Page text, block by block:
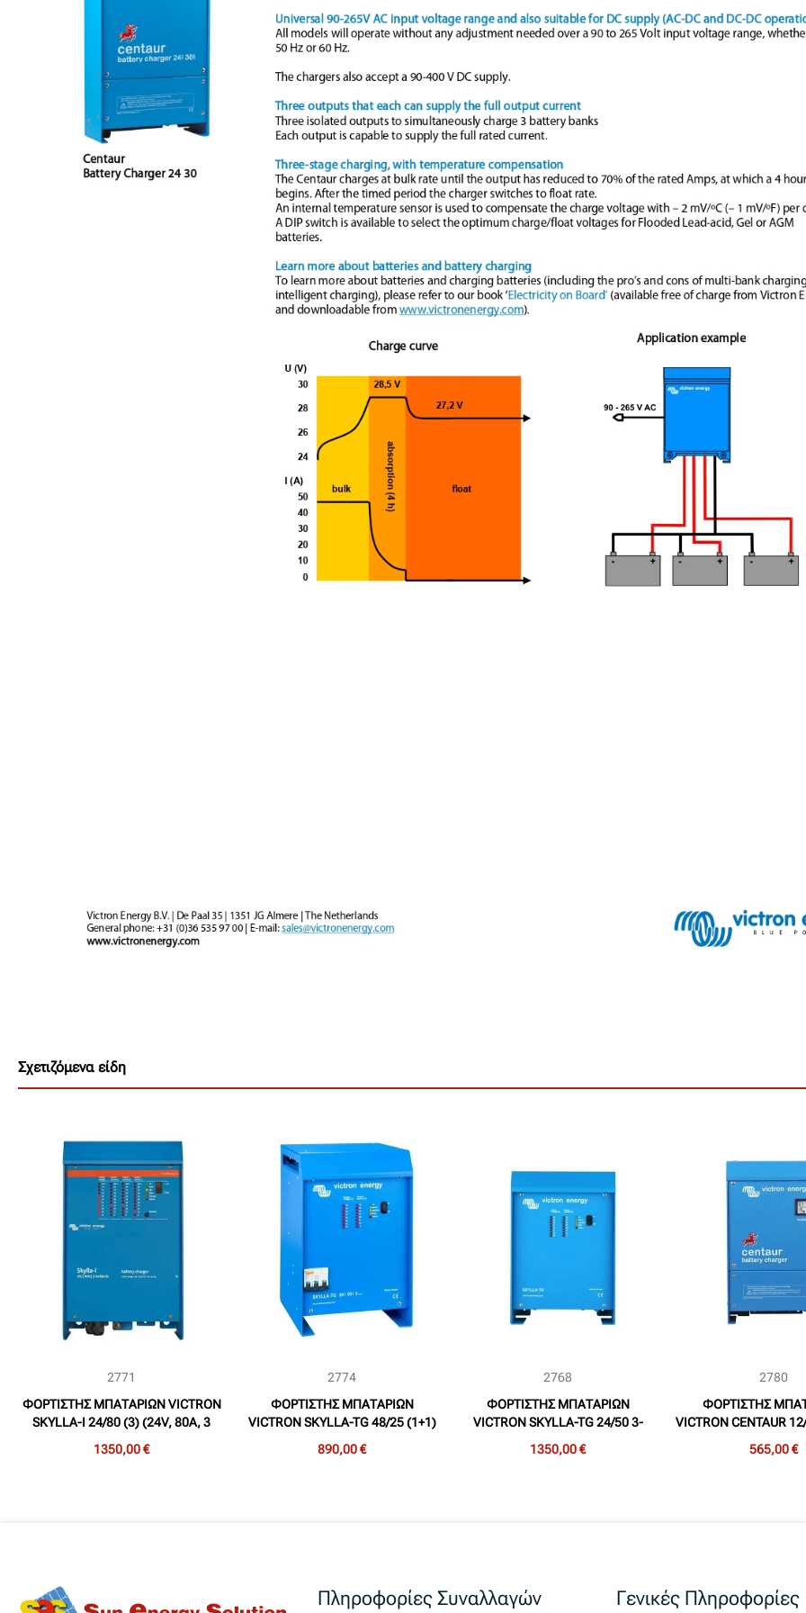
Σχετιζόμενα είδη
2771
ΦΟΡΤΙΣΤΗΣ ΜΠΑΤΑΡΙΩΝ VICTRON
SKYLLA-I 24/80 (3) (24V, 80A, 3
1350,00 €
2774
ΦΟΡΤΙΣΤΗΣ ΜΠΑΤΑΡΙΩΝ
VICTRON SKYLLA-TG 48/25 (1+1)
890,00 €
2768
ΦΟΡΤΙΣΤΗΣ ΜΠΑΤΑΡΙΩΝ
VICTRON SKYLLA-TG 24/50 3-
ΤΡΙΦΑΣΙΚΟΣ)
1350,00 €
2780
ΦΟΡΤΙΣΤΗΣ
VICTRON CENTAUR
565,00 €
Πληροφορίες Συναλλαγών Γενικές Πληροφορίες